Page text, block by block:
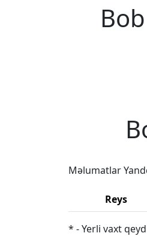
Məlumatlar
Reys
* - Yerli vaxt